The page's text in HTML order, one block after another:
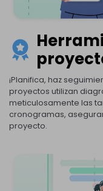
¡Planifica, haz
proyectos utilizan
meticulosamente las
cronogramas,
proyecto.